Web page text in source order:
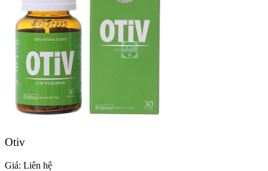
Otiv
Giá: Liên hệ